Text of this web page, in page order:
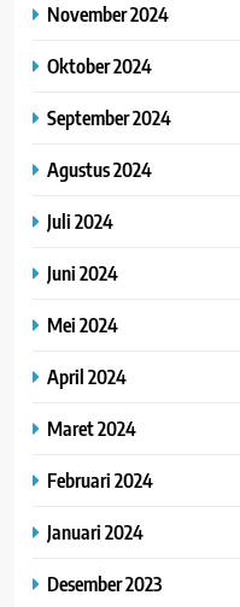
November 2024
Oktober 2024
September 2024
Agustus 2024
Juli 2024
Juni 2024
Mei 2024
April 2024
Maret 2024
Februari 2024
Januari 2024
Desember 2023